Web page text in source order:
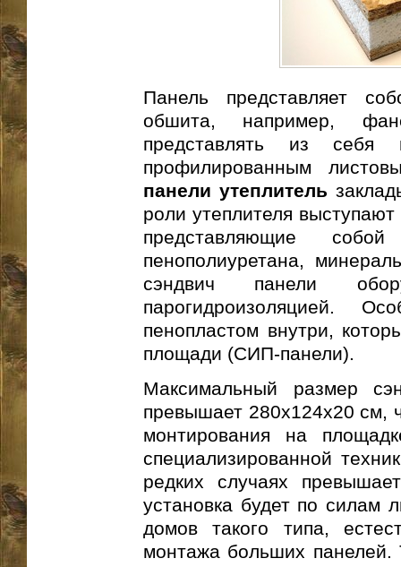
Панель представляет
обшита, например,
представлять из себя
профилированным
панели утеплитель
роли утеплителя
представляющие собой
пенополиуретана,
сэндвич панели
парогидроизоляцией.
пенопластом внутри,
площади (СИП-панели).
Максимальный размер
превышает 280х124х20 см,
монтирования на
специализированной
редких случаях
установка будет по силам
домов такого типа,
монтажа больших